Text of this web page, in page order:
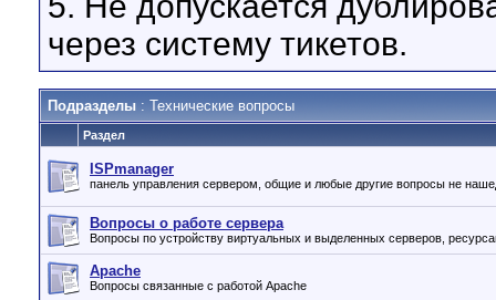
через систему тикетов.
Подразделы : Технические вопросы
Раздел
ISPmanager
панель управления сервером, общие и любые другие вопросы не
Вопросы о работе сервера
Вопросы по устройству виртуальных и выделенных серверов,
Apache
Вопросы связанные с работой Apache